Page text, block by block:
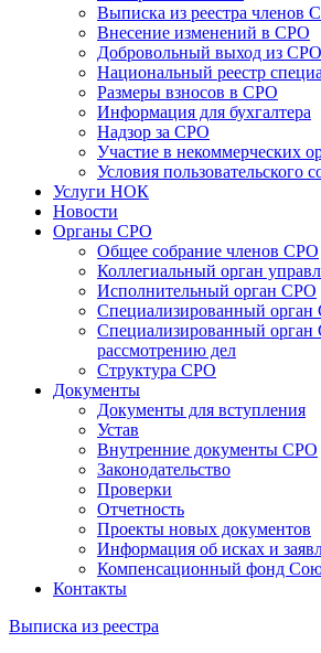
Выписка из реестра членов
Внесение изменений в СРО
Добровольный выход из СРО
Национальный реестр
Размеры взносов в СРО
Информация для бухгалтера
Надзор за СРО
Участие в некоммерческих
Условия пользовательского
Услуги НОК
Новости
Органы СРО
Общее собрание членов СРО
Коллегиальный орган
Исполнительный орган СРО
Специализированный
Специализированный
рассмотрению дел
Структура СРО
Документы
Документы для вступления
Устав
Внутренние документы СРО
Законодательство
Проверки
Отчетность
Проекты новых документов
Информация об исках и
Компенсационный фонд
Контакты
Выписка из реестра